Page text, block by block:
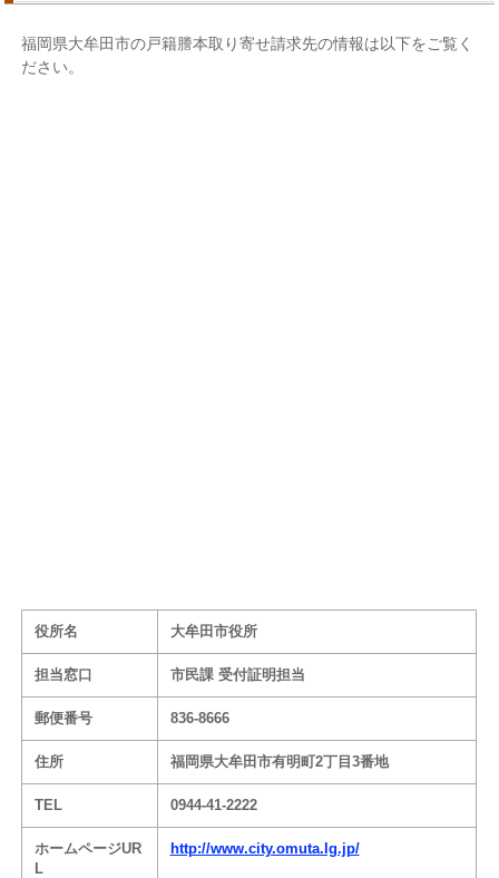
福岡県大牟田市の戸籍謄本取り寄せ請求先の情報は以下をご覧く
ださい。
役所名 大牟田市役所
担当窓口 市民課 受付証明担当
郵便番号 836-8666
住所 福岡県大牟田市有明町2丁目3番地
TEL 0944-41-2222
ホームページUR
L
http://www.city.omuta.lg.jp/